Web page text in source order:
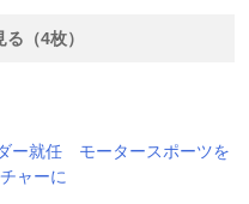
（4枚）
ー就任 モータースポーツを
ャーに